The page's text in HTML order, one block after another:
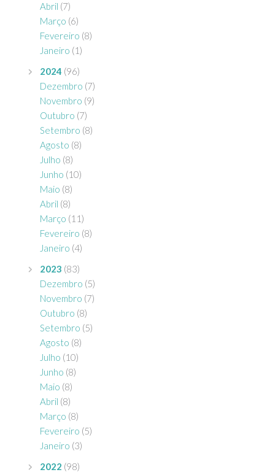
Abril (7)
Março (6)
Fevereiro (8)
Janeiro (1)
2024 (96)
Dezembro (7)
Novembro (9)
Outubro (7)
Setembro (8)
Agosto (8)
Julho (8)
Junho (10)
Maio (8)
Abril (8)
Março (11)
Fevereiro (8)
Janeiro (4)
2023 (83)
Dezembro (5)
Novembro (7)
Outubro (8)
Setembro (5)
Agosto (8)
Julho (10)
Junho (8)
Maio (8)
Abril (8)
Março (8)
Fevereiro (5)
Janeiro (3)
2022 (98)